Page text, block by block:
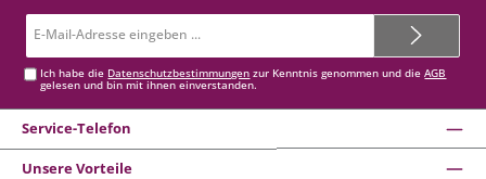
Mail-
Ich habe die Datenschutzbestimmungen zur Kenntnis genommen und dieAGB
gelesen und bin mit ihnen einverstanden.
Service-Telefon
Unsere Vorteile